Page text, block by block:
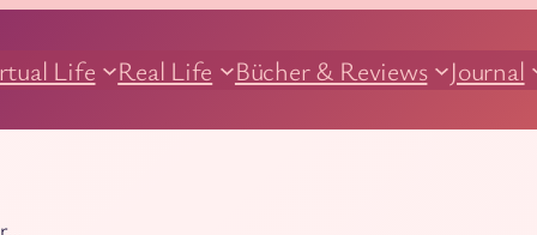
Life Real Life Bücher & Reviews Journal